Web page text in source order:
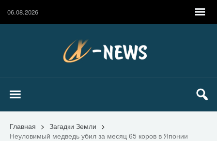
06.08.2026
Главная > Загадки Земли >
Неуловимый медведь убил за месяц 65 коров в Японии